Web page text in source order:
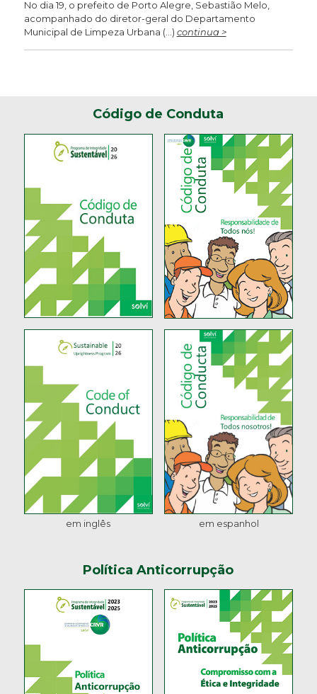
No dia 19, o prefeito de Porto Alegre, Sebastião Melo,
acompanhado do diretor-geral do Departamento
Municipal de Limpeza Urbana (...) continua >
Código de Conduta
em inglês em espanhol
Política Anticorrupção